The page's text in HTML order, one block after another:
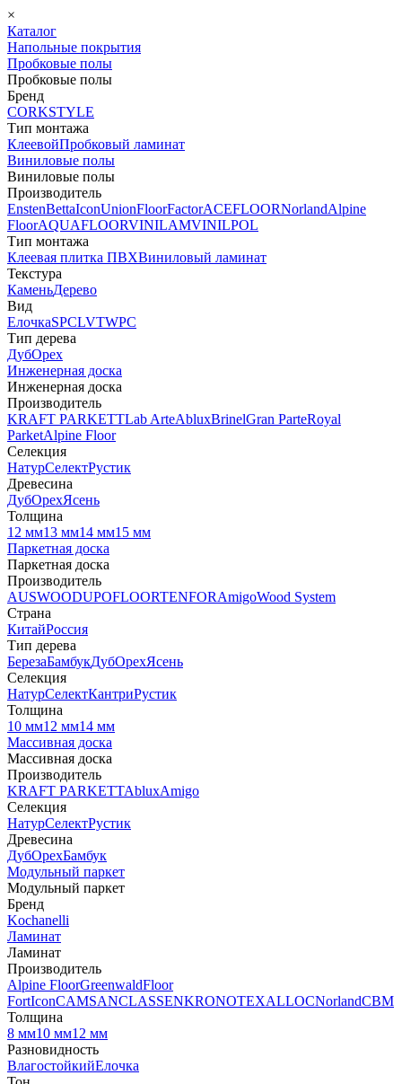
×
Каталог
Напольные покрытия
Пробковые полы
Пробковые полы
Бренд
CORKSTYLE
Тип монтажа
КлеевойПробковый ламинат
Виниловые полы
Виниловые полы
Производитель
EnstenBettaIconUnionFloorFactorACEFLOORNorlandAlpine
FloorAQUAFLOORVINILAMVINILPOL
Тип монтажа
Клеевая плитка ПВХВиниловый ламинат
Текстура
КаменьДерево
Вид
ЕлочкаSPCLVTWPC
Тип дерева
ДубОрех
Инженерная доска
Инженерная доска
Производитель
KRAFT PARKETTLab ArteAbluxBrinelGran ParteRoyal
ParketAlpine Floor
Селекция
НатурСелектРустик
Древесина
ДубОрехЯсень
Толщина
12 мм13 мм14 мм15 мм
Паркетная доска
Паркетная доска
Производитель
AUSWOODUPOFLOORTENFORAmigoWood System
Страна
КитайРоссия
Тип дерева
БерезаБамбукДубОрехЯсень
Селекция
НатурСелектКантриРустик
Толщина
10 мм12 мм14 мм
Массивная доска
Массивная доска
Производитель
KRAFT PARKETTAbluxAmigo
Селекция
НатурСелектРустик
Древесина
ДубОрехБамбук
Модульный паркет
Модульный паркет
Бренд
Kochanelli
Ламинат
Ламинат
Производитель
Alpine FloorGreenwaldFloor
FortIconCAMSANCLASSENKRONOTEXALLOCNorlandCBM
Толщина
8 мм10 мм12 мм
Разновидность
ВлагостойкийЕлочка